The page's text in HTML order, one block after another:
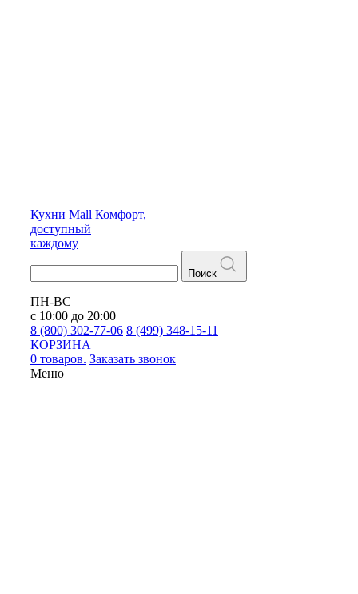
Кухни Mall Комфорт,
доступный
каждому
Поиск
ПН-ВС
с 10:00 до 20:00
8 (800) 302-77-06 8 (499) 348-15-11
КОРЗИНА
0 товаров. Заказать звонок
Меню